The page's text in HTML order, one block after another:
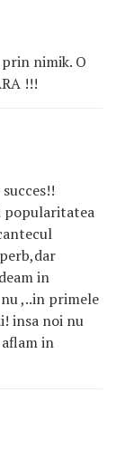
prin nimik. O
!!!
popularitatea
in
,..in primele
insa noi nu
in